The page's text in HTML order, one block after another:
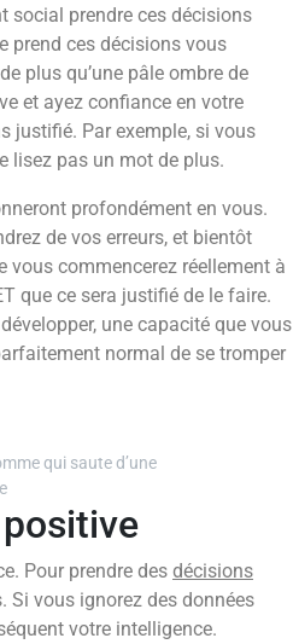
social prendre ces décisions
prend ces décisions vous
plus qu’une pâle ombre de
et ayez confiance en votre
justifié. Par exemple, si vous
lisez pas un mot de plus.
profondément en vous.
de vos erreurs, et bientôt
vous commencerez réellement à
que ce sera justifié de le faire.
une capacité que vous
normal de se tromper
qui saute d’une
Pour prendre des décisions
Si vous ignorez des données
votre intelligence.